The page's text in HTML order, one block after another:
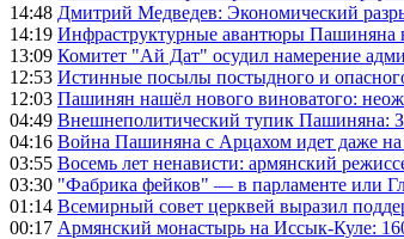
14:48 Дмитрий Медведев: Экономический
14:19 Инфраструктурные авантюры Пашиняна
13:09 Комитет "Ай Дат" осудил намерение
12:53 Истинные посылы постыдного и
12:03 Пашинян нашёл нового виноватого:
04:49 Внешнеполитический тупик Пашиняна:
04:16 Война Пашиняна с Арцахом идет даже на
03:55 Восемь лет ненависти: армянский
03:30 "Фабрика фейков" — в парламенте или
01:14 Всемирный совет церквей выразил
00:17 Армянский монастырь на Иссык-Куле: